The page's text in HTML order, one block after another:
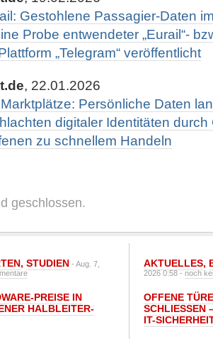
Gestohlene Passagier-Daten
Probe entwendeter „Eurail“-
„Telegram“ veröffentlicht
, 22.01.2026
Persönliche Daten
digitaler Identitäten
zu schnellem Handeln
geschlossen.
, STUDIEN - Aug. 7,
PREISE IN
HALBLEITER-
AKTUELLES,
2026 0:58 -noch
OFFENE
SCHLIESSEN
T-